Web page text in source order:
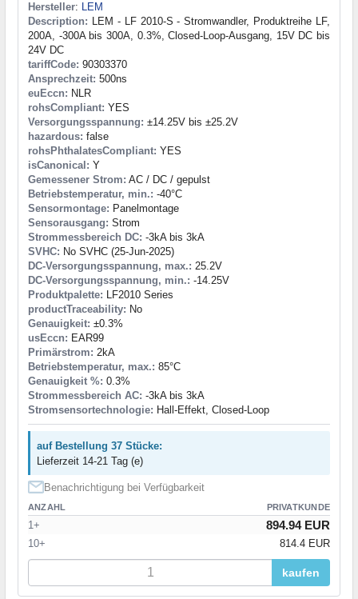
Hersteller: LEM
Description: LEM - LF 2010-S - Stromwandler, Produktreihe LF,
200A, -300A bis 300A, 0.3%, Closed-Loop-Ausgang, 15V DC bis
24V DC
tariffCode: 90303370
Ansprechzeit: 500ns
euEccn: NLR
rohsCompliant: YES
Versorgungsspannung: ±14.25V bis ±25.2V
hazardous: false
rohsPhthalatesCompliant: YES
isCanonical: Y
Gemessener Strom: AC / DC / gepulst
Betriebstemperatur, min.: -40°C
Sensormontage: Panelmontage
Sensorausgang: Strom
Strommessbereich DC: -3kA bis 3kA
SVHC: No SVHC (25-Jun-2025)
DC-Versorgungsspannung, max.: 25.2V
DC-Versorgungsspannung, min.: -14.25V
Produktpalette: LF2010 Series
productTraceability: No
Genauigkeit: ±0.3%
usEccn: EAR99
Primärstrom: 2kA
Betriebstemperatur, max.: 85°C
Genauigkeit %: 0.3%
Strommessbereich AC: -3kA bis 3kA
Stromsensortechnologie: Hall-Effekt, Closed-Loop
auf Bestellung 37 Stücke:
Lieferzeit 14-21 Tag (e)
Benachrichtigung bei Verfügbarkeit
ANZAHL PRIVATKUNDE
1+ 894.94 EUR
10+ 814.4 EUR
kaufen